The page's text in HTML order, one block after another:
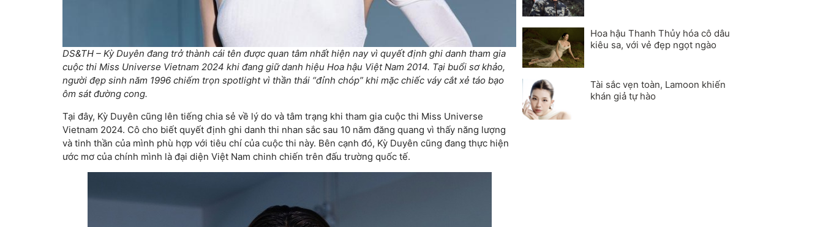
DS&TH – Kỳ Duyên đang trở thành cái tên được quan tâm nhất hiện nay vì quyết định ghi danh tham gia
cuộc thi Miss Universe Vietnam 2024 khi đang giữ danh hiệu Hoa hậu Việt Nam 2014. Tại buổi sơ khảo,
người đẹp sinh năm 1996 chiếm trọn spotlight vì thần thái “đỉnh chóp” khi mặc chiếc váy cắt xẻ táo bạo
ôm sát đường cong.
Tại đây, Kỳ Duyên cũng lên tiếng chia sẻ về lý do và tâm trạng khi tham gia cuộc thi Miss Universe
Vietnam 2024. Cô cho biết quyết định ghi danh thi nhan sắc sau 10 năm đăng quang vì thấy năng lượng
và tinh thần của mình phù hợp với tiêu chí của cuộc thi này. Bên cạnh đó, Kỳ Duyên cũng đang thực hiện
ước mơ của chính mình là đại diện Việt Nam chinh chiến trên đấu trường quốc tế.
Hoa hậu Thanh Thủy hóa cô dâu
kiêu sa, với vẻ đẹp ngọt ngào
Tài sắc vẹn toàn, Lamoon khiến
khán giả tự hào